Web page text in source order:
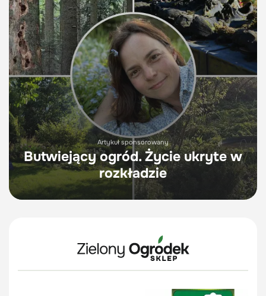
Artykuł sponsorowany
Butwiejący ogród. Życie ukryte w
rozkładzie